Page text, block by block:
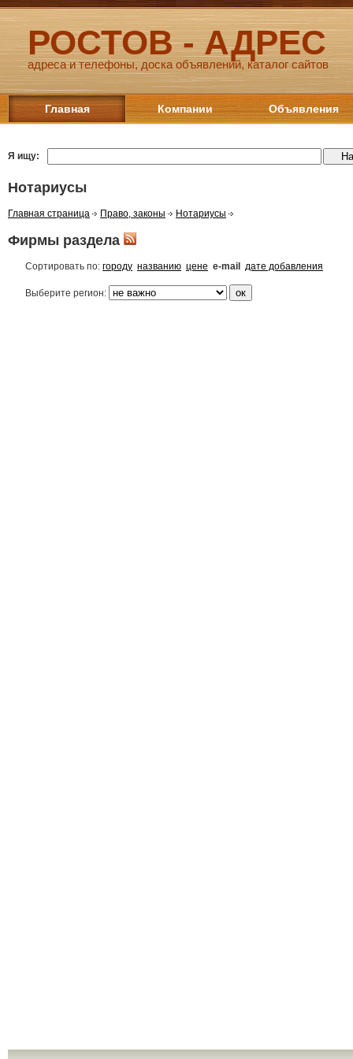
РОСТОВ - АДРЕС
адреса и телефоны, доска объявлений, каталог сайтов
Главная Компании Объявления
Я ищу:
Нотариусы
Главная страница Право, законы Нотариусы
Фирмы раздела
Сортировать по: городу названию цене e-mail дате добавления
Выберите регион: